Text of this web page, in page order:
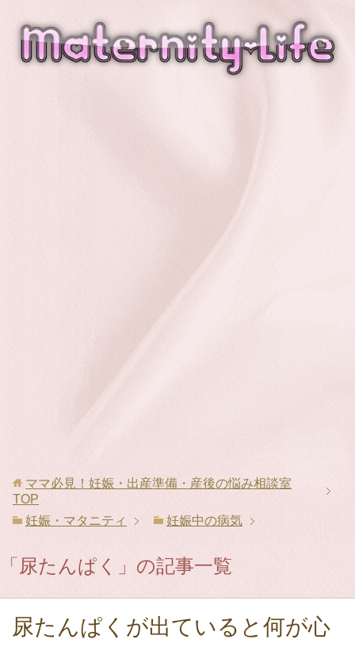
ママ必見！妊娠・出産準備・産後の悩み相談室
TOP
妊娠・マタニティ
妊娠中の病気
「尿たんぱく」の記事一覧
尿たんぱくが出ていると何が心